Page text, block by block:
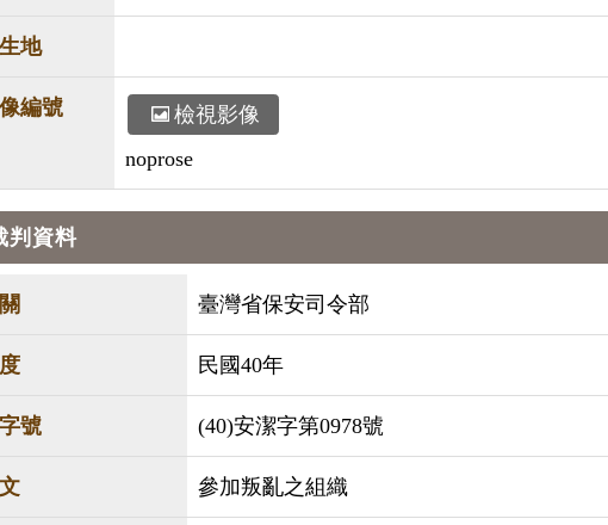
地
編號
檢視影像
noprose
判資料
臺灣省保安司令部
民國40年
號 (40)安潔字第0978號
參加叛亂之組織